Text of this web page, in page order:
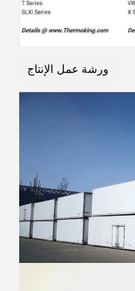
ورشة عمل الإنتاج